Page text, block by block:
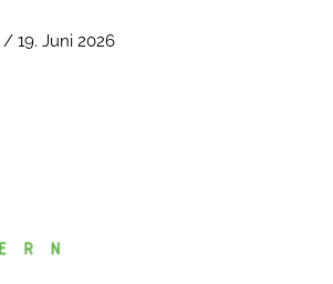
/ 19. Juni 2026